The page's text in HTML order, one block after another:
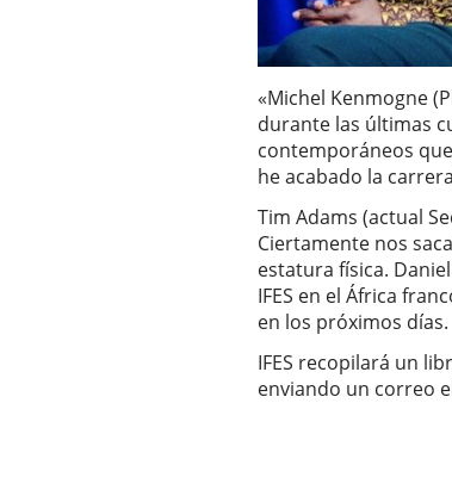
«Michel Kenmogne
durante las últimas
contemporáneos
he acabado la
Tim Adams (actual
Ciertamente nos
estatura física.
IFES en el África
en los próximos días.
IFES recopilará un
enviando un correo